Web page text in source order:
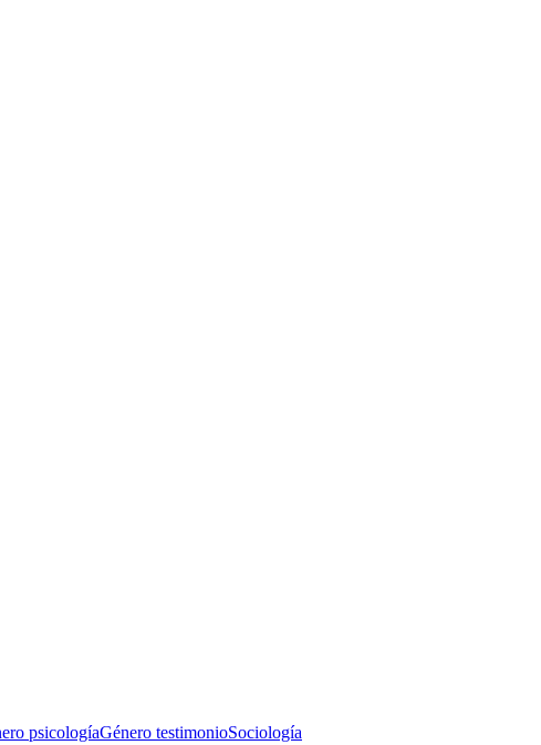
psicologíaGénero testimonioSociología